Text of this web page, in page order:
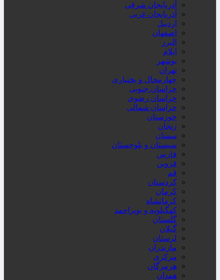
آذربایجان شرقی
آذربایجان غربی
اردبیل
اصفهان
البرز
ایلام
بوشهر
تهران
چهارمحال و بختیاری
خراسان جنوبی
خراسان رضوی
خراسان شمالی
خوزستان
زنجان
سمنان
سیستان و بلوچستان
فارس
قزوین
قم
کردستان
کرمان
کرمانشاه
کهگیلویه و بویراحمد
گلستان
گیلان
لرستان
مازندران
مرکزی
هرمزگان
همدان